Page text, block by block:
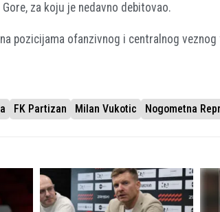
za koju je nedavno debitovao.
pozicijama ofanzivnog i centralnog veznog
FK Partizan Milan Vukotic Nogometna